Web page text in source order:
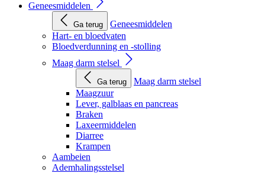
Geneesmiddelen
Ga terug
Geneesmiddelen
Hart- en bloedvaten
Bloedverdunning en -stolling
Maag darm stelsel
Ga terug
Maag darm stelsel
Maagzuur
Lever, galblaas en pancreas
Braken
Laxeermiddelen
Diarree
Krampen
Aambeien
Ademhalingsstelsel